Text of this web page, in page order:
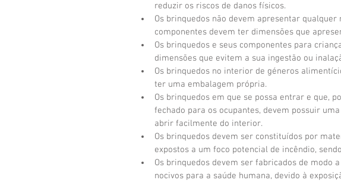
reduzir os riscos de danos físicos.
Os brinquedos não devem apresentar
componentes devem ter dimensões que
Os brinquedos e seus componentes para
dimensões que evitem a sua ingestão ou
Os brinquedos no interior de géneros
ter uma embalagem própria.
Os brinquedos em que se possa entrar e que,
fechado para os ocupantes, devem possuir
abrir facilmente do interior.
Os brinquedos devem ser constituídos por
expostos a um foco potencial de incêndio,
Os brinquedos devem ser fabricados de modo
nocivos para a saúde humana, devido à